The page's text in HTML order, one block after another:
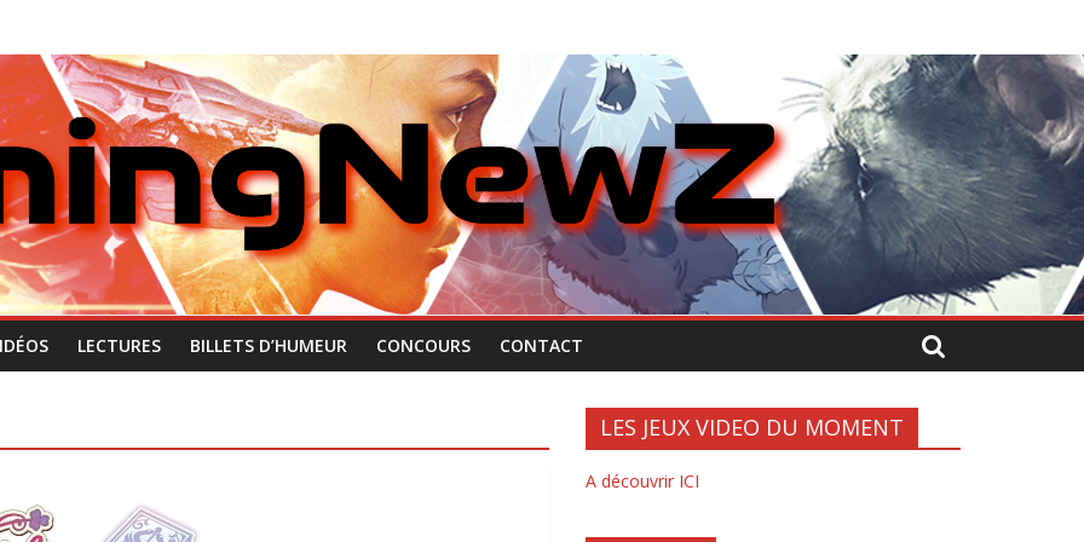
LECTURES BILLETS D’HUMEUR CONCOURS CONTACT
LES JEUX VIDEO DU MOMENT
A découvrir ICI